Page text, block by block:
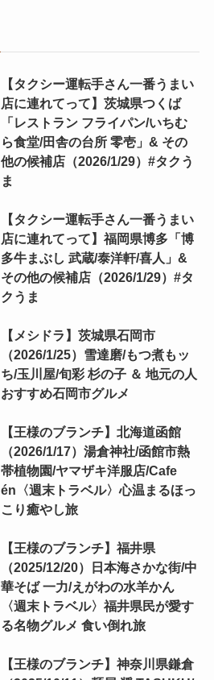
【タクシー運転手さん一番うまい
店に連れてって】茨城県つくば
「レストラン フライパン/いちむ
ら食堂/田舎の台所 零壱」& その
他の候補店（2026/1/29）#タクう
ま
【タクシー運転手さん一番うまい
店に連れてって】福岡県博多「博
多牛まぶし 武蔵/泰洋軒/喜人」&
その他の候補店（2026/1/29）#タ
クうま
【メシドラ】茨城県石岡市
（2026/1/25）雪達磨/もつ煮もッ
ち/玉川屋/旬彩 杉の子 ＆ 地元の人
おすすめ石岡市グルメ
【王様のブランチ】北海道函館
（2026/1/17）湯倉神社/函館市熱
帯植物園/ヤマザキ洋服店/Cafe
én〈週末トラベル〉心温まるほっ
こり癒やし旅
【王様のブランチ】福井県
（2025/12/20）日本海さかな街/中
華そば 一力/えがわの水羊かん
〈週末トラベル〉福井県民が愛す
る名物グルメ 食い倒れ旅
【王様のブランチ】神奈川県鎌倉